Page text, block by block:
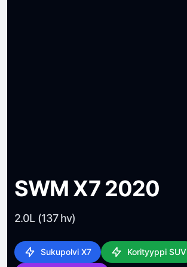
SWM X7 2020
2.0L (137 hv)
Sukupolvi X7 Korityyppi SUV